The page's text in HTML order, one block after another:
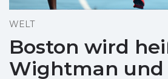
WELT
Boston wird
Wightman und